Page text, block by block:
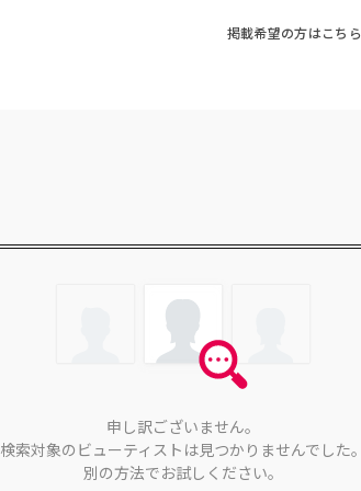
掲載希望の方はこちら
申し訳ございません。
検索対象のビューティストは見つかりませんでした。
別の方法でお試しください。